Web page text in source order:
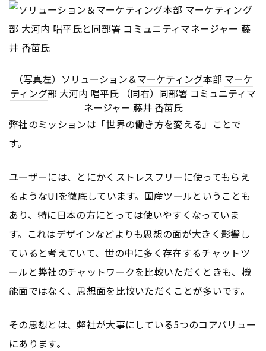
（写真左）ソリューション＆マーケティング本部 マーケ
ティング部 大河内 唱平氏 （同右）同部署 コミュニティマ
ネージャー 藤井 香苗氏
弊社のミッションは「世界の働き方を変える」ことで
す。
ユーザーには、とにかくストレスフリーに使ってもらえ
るようなUIを徹底しています。国産ツールということも
あり、特に日本の方にとっては使いやすくなっていま
す。これはデザインなどよりも思想の面が大きく影響し
ていると考えていて、世の中に多く存在するチャットツ
ールと弊社のチャットワークを比較いただくときも、機
能面ではなく、思想面を比較いただくことが多いです。
その思想とは、弊社が大事にしている5つのコアバリュー
にあります。